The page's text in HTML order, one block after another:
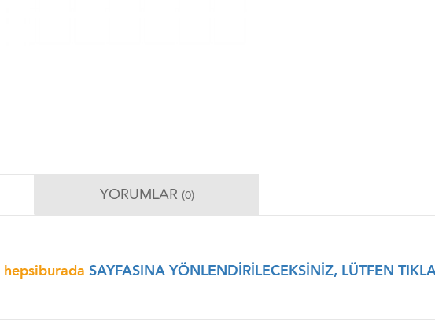
YORUMLAR (0)
hepsiburada SAYFASINA YÖNLENDİRİLECEKSİNİZ, LÜTFEN